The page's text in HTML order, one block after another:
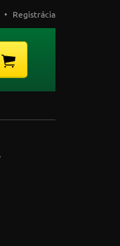
• Registrácia